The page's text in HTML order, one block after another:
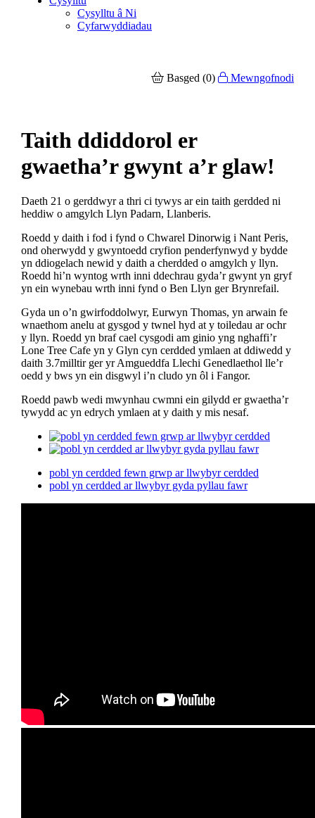
Cysylltu â Ni
Cyfarwyddiadau
Basged (0) Mewngofnodi
Taith ddiddorol er
gwaetha’r gwynt a’r glaw!
Daeth 21 o gerddwyr a thri ci tywys ar ein taith gerdded ni
heddiw o amgylch Llyn Padarn, Llanberis.
Roedd y daith i fod i fynd o Chwarel Dinorwig i Nant Peris,
ond oherwydd y gwyntoedd cryfion penderfynwyd y bydde
yn ddiogelach newid y daith a cherdded o amgylch y llyn.
Roedd hi’n wyntog wrth inni ddechrau gyda’r gwynt yn gryf
yn ein wynebau wrth inni fynd o Ben Llyn ger Brynrefail.
Gyda un o’n gwirfoddolwyr, Eurwyn Thomas, yn arwain fe
wnaethom anelu at gysgod y twnel hyd at y toiledau ar ochr
y llyn. Roedd yn braf cael cysgodi am ginio yng nghaffi’r
Lone Tree Cafe yn y Glyn cyn cerdded ymlaen at ddiwedd y
daith 3.7milltir ger yr Amgueddfa Llechi Genedlaethol lle’r
oedd y bws yn ein disgwyl i’n cludo yn ôl i Fangor.
Roedd pawb wedi mwynhau cwmni ein gilydd er gwaetha’r
tywydd ac yn edrych ymlaen at y daith y mis nesaf.
pobl yn cerdded fewn grwp ar llwybyr cerdded
pobl yn cerdded ar llwybyr gyda pyllau fawr